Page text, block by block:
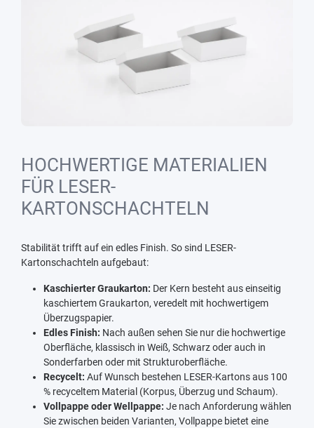
HOCHWERTIGE MATERIALIEN
FÜR LESER-
KARTONSCHACHTELN
Stabilität trifft auf ein edles Finish. So sind LESER-
Kartonschachteln aufgebaut:
Kaschierter Graukarton: Der Kern besteht aus einseitig
kaschiertem Graukarton, veredelt mit hochwertigem
Überzugspapier.
Edles Finish: Nach außen sehen Sie nur die hochwertige
Oberfläche, klassisch in Weiß, Schwarz oder auch in
Sonderfarben oder mit Strukturoberfläche.
Recycelt: Auf Wunsch bestehen LESER-Kartons aus 100
% recyceltem Material (Korpus, Überzug und Schaum).
Vollpappe oder Wellpappe: Je nach Anforderung wählen
Sie zwischen beiden Varianten, Vollpappe bietet eine